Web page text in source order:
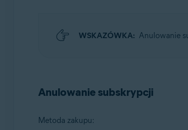
WSKAZÓWKA: Anulowanie
Anulowanie subskrypcji
Metoda zakupu: